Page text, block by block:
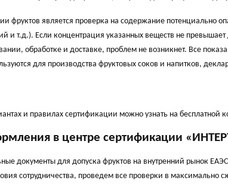
фруктов является проверка на содержание потенциально
и т.д.). Если концентрация указанных веществ не
обработке и доставке, проблем не возникнет. Все
для производства фруктовых соков и напитков,
и правилах сертификации можно узнать на бесплатной
в центре сертификации
документы для допуска фруктов на внутренний рынок
сотрудничества, проведем все проверки в максимально